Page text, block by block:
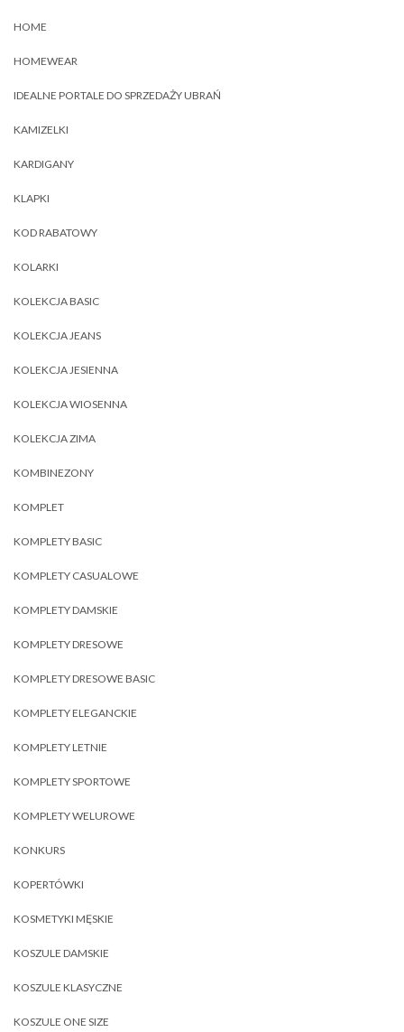
HOME
HOMEWEAR
IDEALNE PORTALE DO SPRZEDAŻY UBRAŃ
KAMIZELKI
KARDIGANY
KLAPKI
KOD RABATOWY
KOLARKI
KOLEKCJA BASIC
KOLEKCJA JEANS
KOLEKCJA JESIENNA
KOLEKCJA WIOSENNA
KOLEKCJA ZIMA
KOMBINEZONY
KOMPLET
KOMPLETY BASIC
KOMPLETY CASUALOWE
KOMPLETY DAMSKIE
KOMPLETY DRESOWE
KOMPLETY DRESOWE BASIC
KOMPLETY ELEGANCKIE
KOMPLETY LETNIE
KOMPLETY SPORTOWE
KOMPLETY WELUROWE
KONKURS
KOPERTÓWKI
KOSMETYKI MĘSKIE
KOSZULE DAMSKIE
KOSZULE KLASYCZNE
KOSZULE ONE SIZE